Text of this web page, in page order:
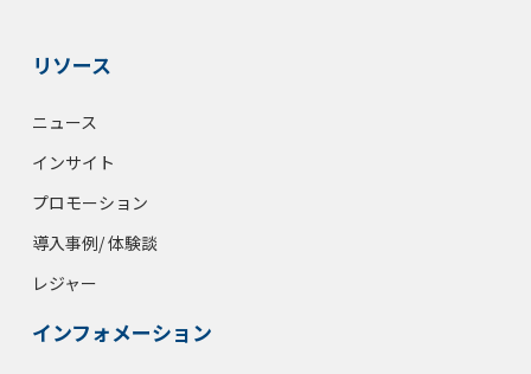
リソース
ニュース
インサイト
プロモーション
導入事例/ 体験談
レジャー
インフォメーション